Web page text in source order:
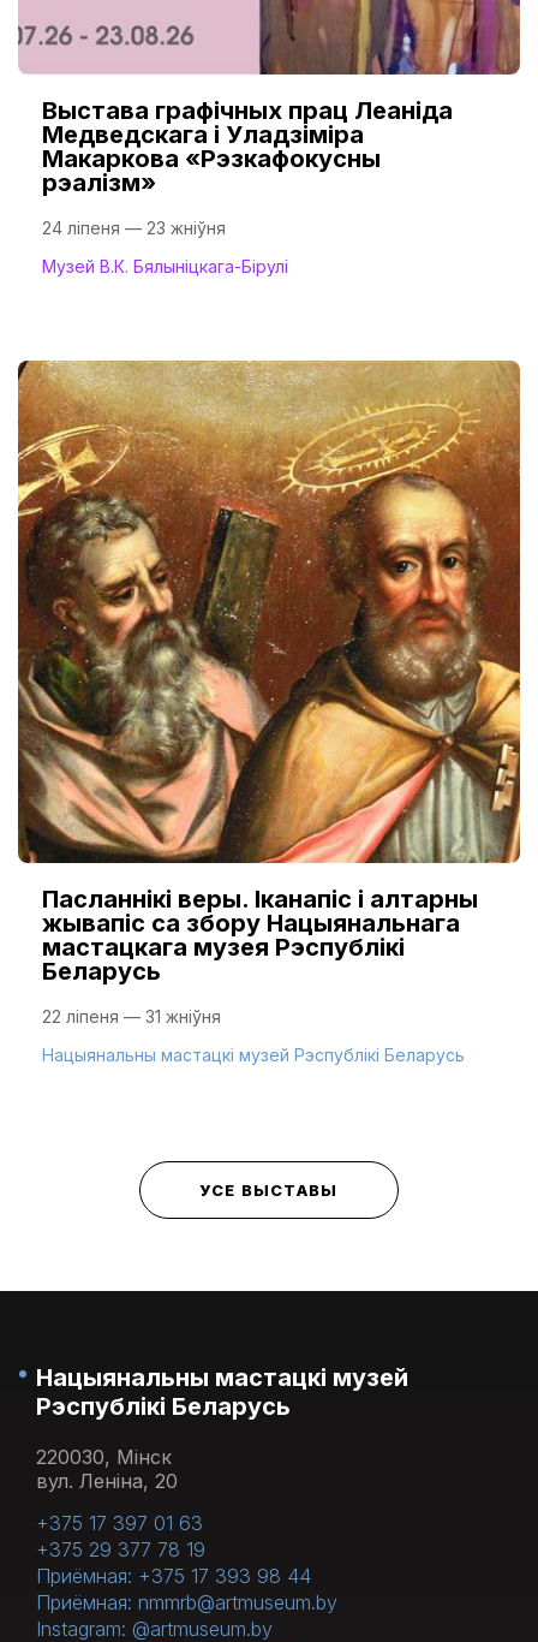
Выстава графічных прац Леаніда
Медведскага і Уладзіміра
Макаркова «Рэзкафокусны
рэалізм»
24 ліпеня — 23 жніўня
Музей В.К. Бялыніцкага-Бірулі
Пасланнікі веры. Іканапіс і алтарны
жывапіс са збору Нацыянальнага
мастацкага музея Рэспублікі
Беларусь
22 ліпеня — 31 жніўня
Нацыянальны мастацкі музей Рэспублікі Беларусь
УСЕ ВЫСТАВЫ
Нацыянальны мастацкі музей
Рэспублікі Беларусь
220030, Мінск
вул. Леніна, 20
+375 17 397 01 63
+375 29 377 78 19
Приёмная: +375 17 393 98 44
Приёмная: nmmrb@artmuseum.by
Instagram: @artmuseum.by